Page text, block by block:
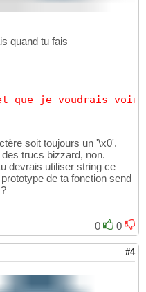
quand tu fais
que je voudrais
soit toujours un '\x0'.
trucs bizzard, non.
devrais utiliser string ce
de ta fonction send
0
0
#4